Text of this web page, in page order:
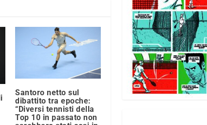
Santoro netto sul
dibattito tra epoche:
“Diversi tennisti della
Top 10 in passato non